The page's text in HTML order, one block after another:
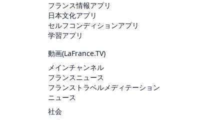
フランス情報アプリ
日本文化アプリ
セルフコンディションアプリ
学習アプリ
動画(LaFrance.TV)
メインチャンネル
フランスニュース
フランストラベルメディテーション
ニュース
社会